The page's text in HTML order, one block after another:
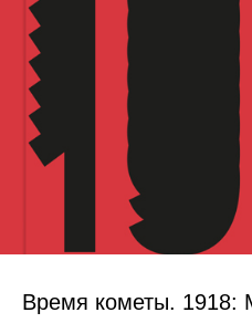
Время кометы. 1918: